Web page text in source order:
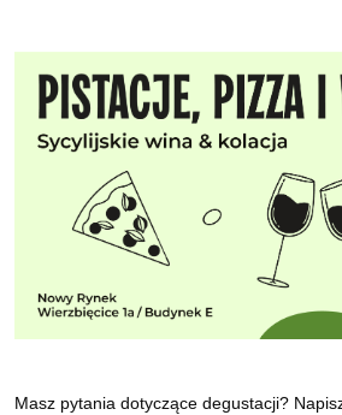
Masz pytania dotyczące degustacji?